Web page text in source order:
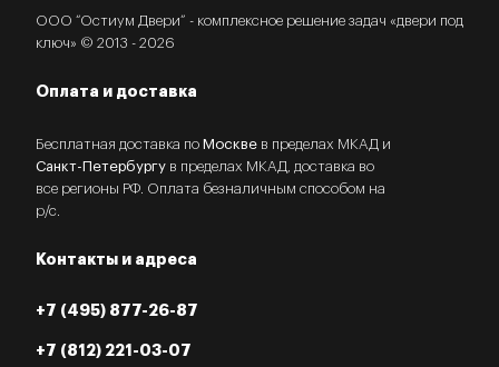
ООО “Остиум Двери” - комплексное решение задач «двери под
ключ» © 2013 - 2026
Оплата и доставка
Бесплатная доставка по Москве в пределах МКАД и
Санкт-Петербургу в пределах МКАД, доставка во
все регионы РФ. Оплата безналичным способом на
р/с.
Контакты и адреса
+7 (495) 877-26-87
+7 (812) 221-03-07